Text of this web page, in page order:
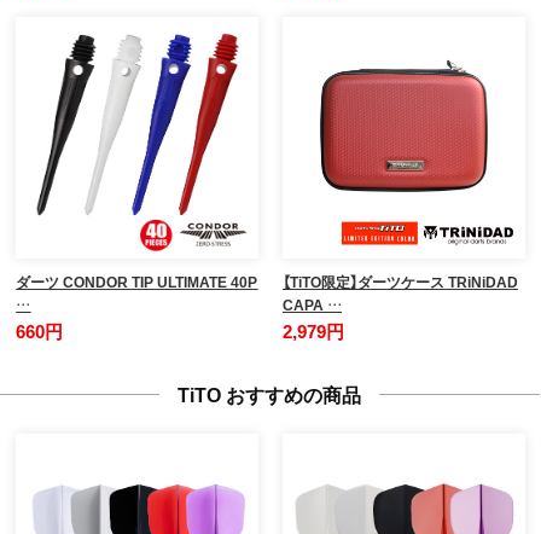
ダーツ CONDOR TIP ULTIMATE 40P
…
660円
【TiTO限定】ダーツケース TRiNiDAD
CAPA …
2,979円
TiTO おすすめの商品